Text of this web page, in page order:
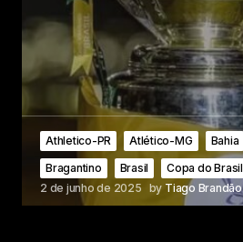
Athletico-PR Atlético-MG Bahia
Bragantino
Brasil
Copa do Brasil
2 de junho de 2025 by Tiago Brandão